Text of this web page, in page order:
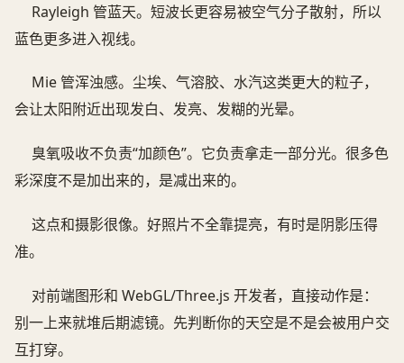
Rayleigh 管蓝天。短波长更容易被空气分子散射，所以
蓝色更多进入视线。
Mie 管浑浊感。尘埃、气溶胶、水汽这类更大的粒子，
会让太阳附近出现发白、发亮、发糊的光晕。
臭氧吸收不负责“加颜色”。它负责拿走一部分光。很多色
彩深度不是加出来的，是减出来的。
这点和摄影很像。好照片不全靠提亮，有时是阴影压得
准。
对前端图形和 WebGL/Three.js 开发者，直接动作是：
别一上来就堆后期滤镜。先判断你的天空是不是会被用户交
互打穿。